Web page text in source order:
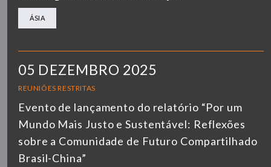
ÁSIA
05 DEZEMBRO 2025
REUNIÕES RESTRITAS
Evento de lançamento do relatório “Por um
Mundo Mais Justo e Sustentável: Reflexões
sobre a Comunidade de Futuro Compartilhado
Brasil-China”